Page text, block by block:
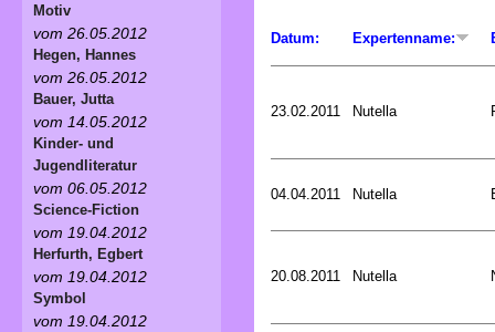
Datum: Expertenname:
23.02.2011 Nutella
04.04.2011 Nutella
20.08.2011 Nutella
Motiv
vom 26.05.2012
Hegen, Hannes
vom 26.05.2012
Bauer, Jutta
vom 14.05.2012
Kinder- und
Jugendliteratur
vom 06.05.2012
Science-Fiction
vom 19.04.2012
Herfurth, Egbert
vom 19.04.2012
Symbol
vom 19.04.2012